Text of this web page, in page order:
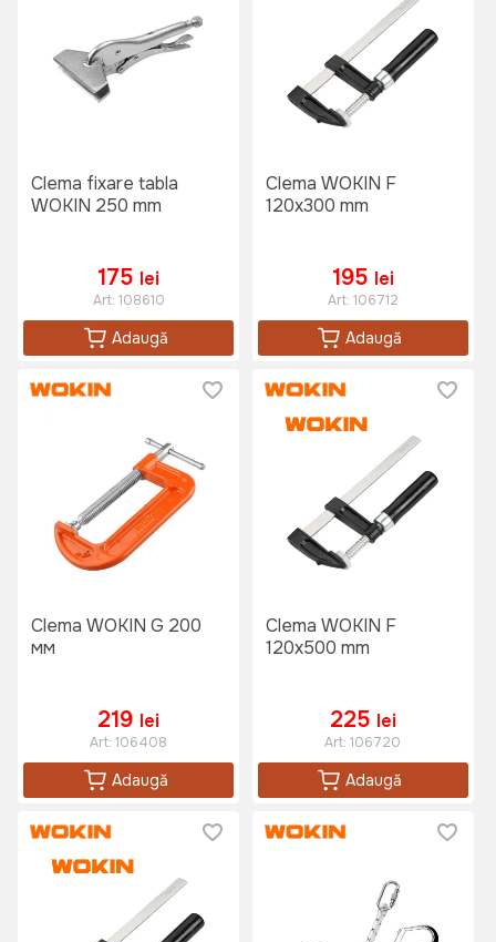
Clema fixare tabla
WOKIN 250 mm
175 lei
Art: 108610
Adaugă
Clema WOKIN F
120x300 mm
195 lei
Art: 106712
Adaugă
Clema WOKIN G 200
мм
219 lei
Art: 106408
Adaugă
Clema WOKIN F
120x500 mm
225 lei
Art: 106720
Adaugă